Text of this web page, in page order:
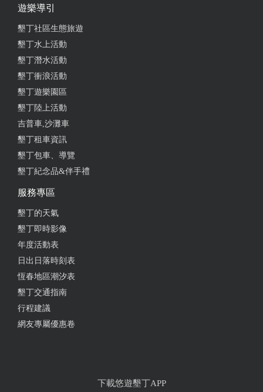
遊樂導引
墾丁社區生態旅遊
墾丁水上活動
墾丁潛水活動
墾丁衝浪活動
墾丁遊樂園區
墾丁陸上活動
吉普車,沙灘車
墾丁租車資訊
墾丁包車、導覽
墾丁紀念品&伴手禮
服務專區
墾丁的天氣
墾丁即時影像
年度活動表
日出日落時刻表
恆春地區潮汐表
墾丁交通指南
行程建議
網友專屬優惠卷
下載悠遊墾丁APP